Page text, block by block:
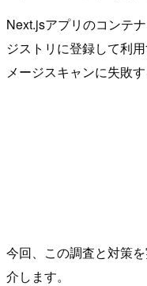
Next.jsアプリのコンテ
ジストリに登録して利
メージスキャンに失敗
今回、この調査と対策
介します。